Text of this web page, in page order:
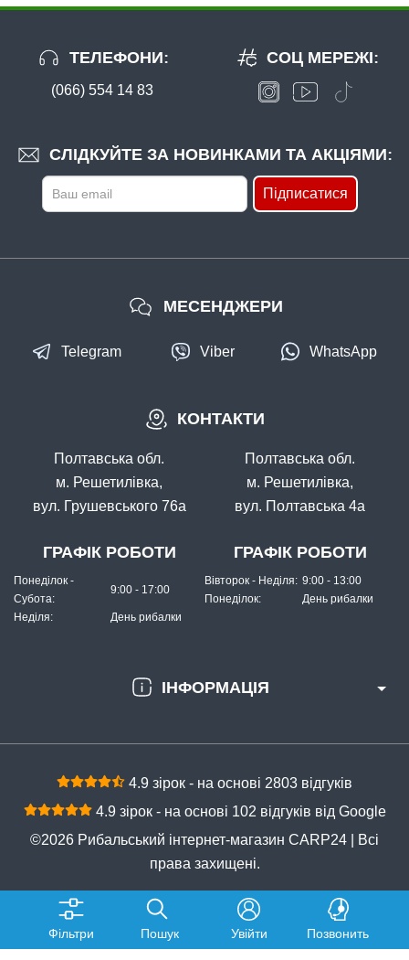
Фільтри Пошук Увійти Позвонить
ТЕЛЕФОНИ:
(066) 554 14 83
СЛІДКУЙТЕ ЗА НОВИНКАМИ ТА АКЦІЯМИ:
Підписатися
СОЦ МЕРЕЖІ:
ІНФОРМАЦІЯ
КОНТАКТИ
Полтавська обл.
м. Решетилівка,
вул. Грушевського 76а
ГРАФІК РОБОТИ
Понеділок -
Субота:
9:00 - 17:00
Неділя: День рибалки
Полтавська обл.
м. Решетилівка,
вул. Полтавська 4а
ГРАФІК РОБОТИ
Вівторок - Неділя: 9:00 - 13:00
Понеділок:
День рибалки
МЕСЕНДЖЕРИ
Telegram Viber WhatsApp
4.9 зірок - на основі 2803 відгуків
4.9 зірок - на основі 102 відгуків від Google
©2026 Рибальський інтернет-магазин CARP24 | Всі
права захищені.